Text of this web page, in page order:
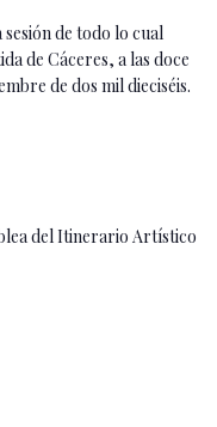
de todo lo cual
de Cáceres, a las doce
de dos mil dieciséis.
del Itinerario Artístico